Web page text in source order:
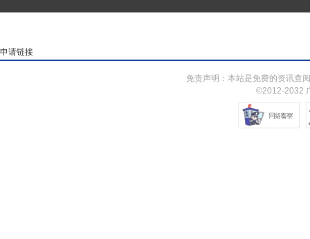
申请链接
免责声明：本站是免费的资讯查
©2012-2032